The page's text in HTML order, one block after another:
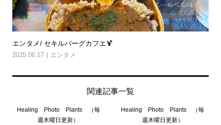
エンタメ/ セキルバーグカフエ🍹
2025.06.17 エンタメ
関連記事一覧
Healing Photo Plants （毎
週木曜日更新）
Healing Photo Plants （毎
週木曜日更新）